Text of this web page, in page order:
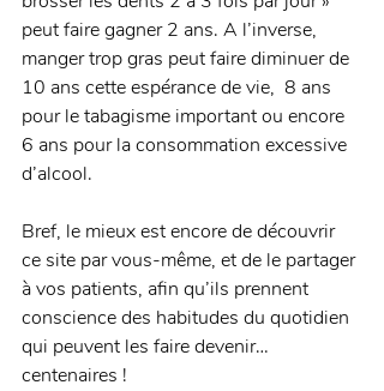
peut faire gagner 2 ans. A l’inverse,
manger trop gras peut faire diminuer de
10 ans cette espérance de vie,  8 ans
pour le tabagisme important ou encore
6 ans pour la consommation excessive
d’alcool.
Bref, le mieux est encore de découvrir
ce site par vous-même, et de le partager
à vos patients, afin qu’ils prennent
conscience des habitudes du quotidien
qui peuvent les faire devenir…
centenaires !